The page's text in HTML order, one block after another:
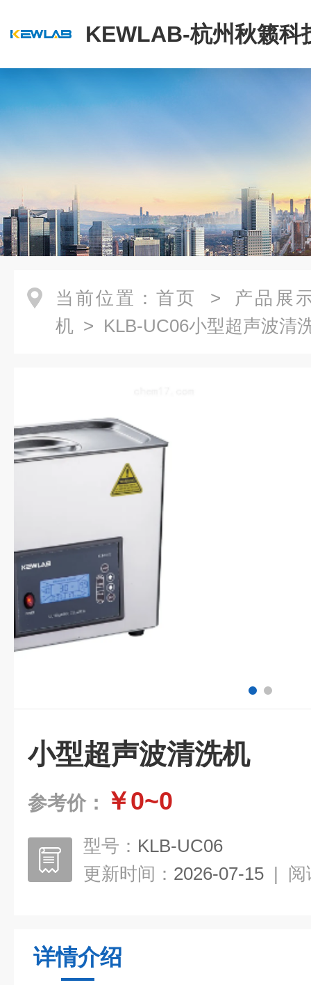
KEWLAB-杭州秋籁科
公司
当前位置： 首页 > 产品展
机 > KLB-UC06小型超声波清
小型超声波清洗机
参考价： ￥0~0
型号： KLB-UC06
更新时间： 2026-07-15 | 阅
详情介绍